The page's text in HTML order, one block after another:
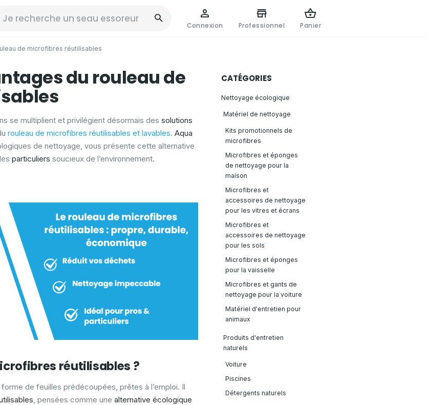
Connexion Professionnel Panier
de microfibres réutilisables
du rouleau de
se multiplient et privilégient désormais des solutions
rouleau de microfibres réutilisables et lavables. Aqua
de nettoyage, vous présente cette alternative
particuliers soucieux de l’environnement.
réutilisables ?
de feuilles prédécoupées, prêtes à l’emploi. Il
, pensées comme une alternative écologique
CATÉGORIES
Nettoyage écologique
Matériel de nettoyage
Kits promotionnels de
microfibres
Microfibres et éponges
de nettoyage pour la
maison
Microfibres et
accessoires de nettoyage
pour les vitres et écrans
Microfibres et
accessoires de nettoyage
pour les sols
Microfibres et éponges
pour la vaisselle
Microfibres et gants de
nettoyage pour la voiture
Matériel d'entretien pour
animaux
Produits d'entretien
naturels
Voiture
Piscines
Détergents naturels